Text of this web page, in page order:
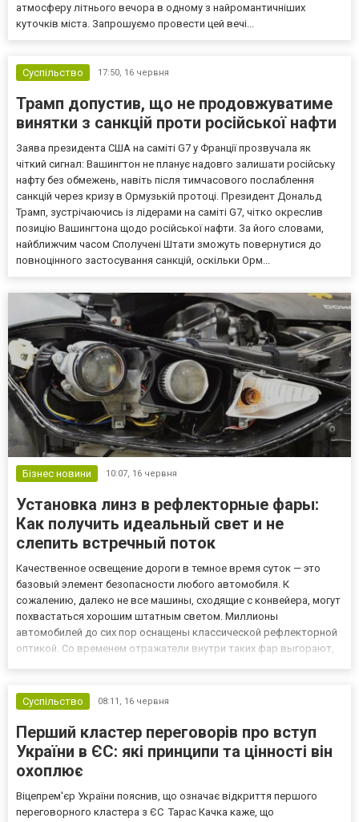
атмосферу літнього вечора в одному з найромантичніших
куточків міста. Запрошуємо провести цей вечі...
Суспільство 17:50, 16 червня
Трамп допустив, що не продовжуватиме
винятки з санкцій проти російської нафти
Заява президента США на саміті G7 у Франції прозвучала як
чіткий сигнал: Вашингтон не планує надовго залишати російську
нафту без обмежень, навіть після тимчасового послаблення
санкцій через кризу в Ормузькій протоці. Президент Дональд
Трамп, зустрічаючись із лідерами на саміті G7, чітко окреслив
позицію Вашингтона щодо російської нафти. За його словами,
найближчим часом Сполучені Штати зможуть повернутися до
повноцінного застосування санкцій, оскільки Орм...
Бізнес новини 10:07, 16 червня
Установка линз в рефлекторные фары:
Как получить идеальный свет и не
слепить встречный поток
Качественное освещение дороги в темное время суток — это
базовый элемент безопасности любого автомобиля. К
сожалению, далеко не все машины, сходящие с конвейера, могут
похвастаться хорошим штатным светом. Миллионы
автомобилей до сих пор оснащены классической рефлекторной
оптикой. Со временем отражатели внутри таких фар выгорают,
исправить ситуацию...
Суспільство 08:11, 16 червня
Перший кластер переговорів про вступ
України в ЄС: які принципи та цінності він
охоплює
Віцепрем'єр України пояснив, що означає відкриття першого
переговорного кластера з ЄС Тарас Качка каже, що